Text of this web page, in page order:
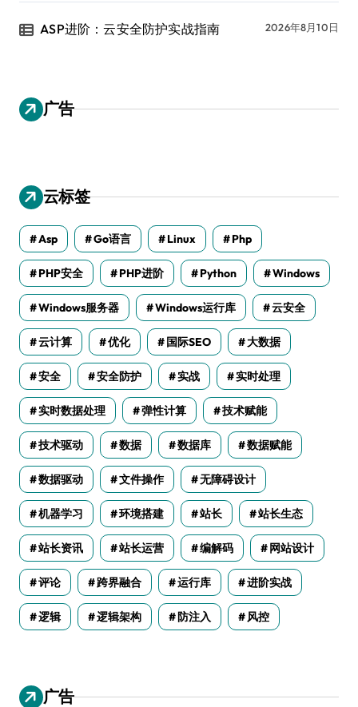
ASP进阶：云安全防护实战指南 2026年8月10日
广告
云标签
Asp Go语言 Linux Php
PHP安全 PHP进阶 Python Windows
Windows服务器 Windows运行库 云安全
云计算 优化 国际SEO 大数据
安全 安全防护 实战 实时处理
实时数据处理 弹性计算 技术赋能
技术驱动 数据 数据库 数据赋能
数据驱动 文件操作 无障碍设计
机器学习 环境搭建 站长 站长生态
站长资讯 站长运营 编解码 网站设计
评论 跨界融合 运行库 进阶实战
逻辑 逻辑架构 防注入 风控
广告